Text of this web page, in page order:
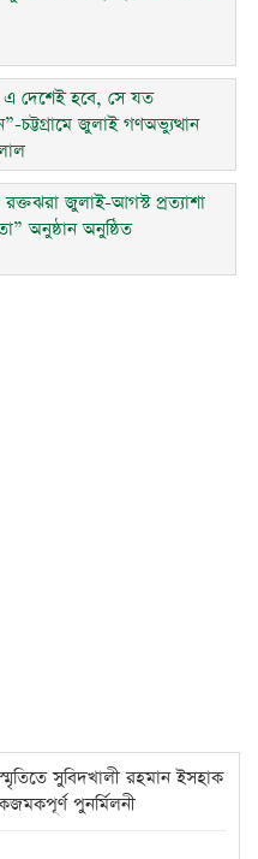
এ দেশেই হবে, সে যত
চট্টগ্রামে জুলাই গণঅভ্যুত্থান
রক্তঝরা জুলাই-আগস্ট প্রত্যাশা
অনুষ্ঠান অনুষ্ঠিত
সুবিদখালী রহমান ইসহাক
পুনর্মিলনী